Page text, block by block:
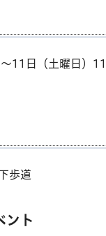
11日（土曜日）
歩道
ント